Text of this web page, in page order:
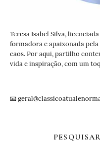
Teresa Isabel Silva,
formadora e apaixonada
caos. Por aqui, partilho
vida e inspiração, com um
📧